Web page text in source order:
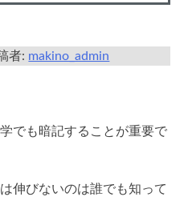
者: makino_admin
でも暗記することが重要で
伸びないのは誰でも知って